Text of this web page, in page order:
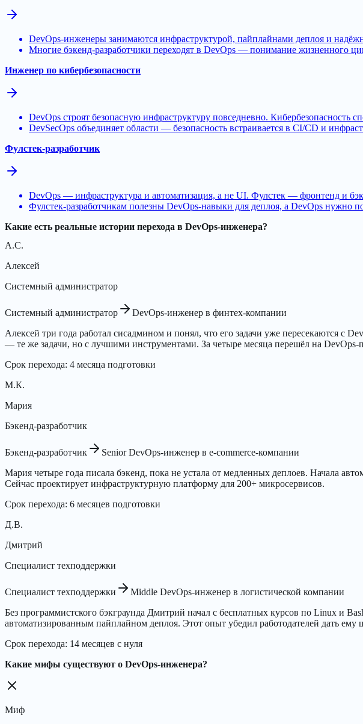
DevOps-инженеры занимаются инфраструктурой, пайплайнами деплоя и
Многие бэкенд-разработчики переходят в DevOps — понимание жизненного
Инженер по кибербезопасности
DevOps строят безопасную инфраструктуру повседневно. Кибербезопасность
DevSecOps объединяет области — безопасность встраивается в CI/CD и
Фулстек-разработчик
DevOps — инфраструктура и автоматизация, а не UI. Фулстек — фронтенд и
Фулстек-разработчикам полезны DevOps-навыки для деплоя, а DevOps нужно
Какие есть реальные истории перехода в DevOps-инженера?
А.С.
Алексей
Системный администратор
Системный администратор
DevOps-инженер в финтех-компании
Алексей три года работал сисадмином и понял, что его задачи уже пересекаются с
— те же задачи, но с лучшими инструментами. За четыре месяца перешёл на DevOps-
Срок перехода: 4 месяца подготовки
М.К.
Мария
Бэкенд-разработчик
Бэкенд-разработчик
Senior DevOps-инженер в e-commerce-компании
Мария четыре года писала бэкенд, пока не устала от медленных деплоев. Начала
Сейчас проектирует инфраструктурную платформу для 200+ микросервисов.
Срок перехода: 6 месяцев подготовки
Д.В.
Дмитрий
Специалист техподдержки
Специалист техподдержки
Middle DevOps-инженер в логистической компании
Без программистского бэкграунда Дмитрий начал с бесплатных курсов по Linux и
автоматизированным пайплайном деплоя. Этот опыт убедил работодателей дать ему
Срок перехода: 14 месяцев с нуля
Какие мифы существуют о DevOps-инженера?
Миф